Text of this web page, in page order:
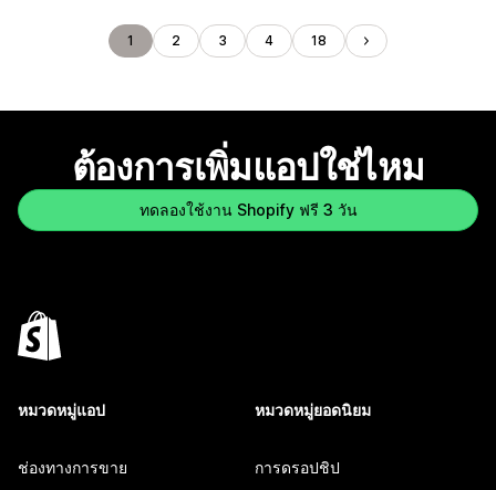
1 2 3 4 18
ต้องการเพิ่มแอปใช่ไหม
ทดลองใช้งาน Shopify ฟรี 3 วัน
หมวดหมู่แอป
ช่องทางการขาย
หมวดหมู่ยอดนิยม
การดรอปชิป